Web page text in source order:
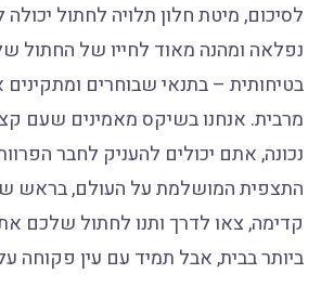
לסיכום, מיטת חלון תלויה לחתול יכולה
נפלאה ומהנה מאוד לחייו של החתול
בטיחותית – בתנאי שבוחרים
מרבית. אנחנו בשיקס מאמינים שעם
נכונה, אתם יכולים להעניק לחבר
התצפית המושלמת על העולם, בראש
קדימה, צאו לדרך ותנו לחתול שלכם
ביותר בבית, אבל תמיד עם עין פקוחה